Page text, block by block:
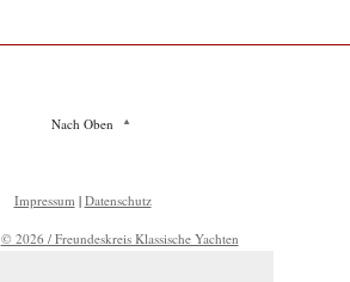
Nach Oben
Impressum | Datenschutz
© 2026 / Freundeskreis Klassische Yachten